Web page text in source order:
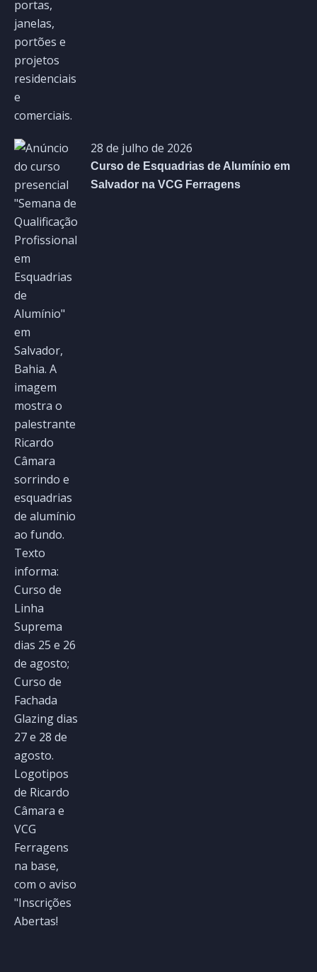
28 de julho de 2026
Curso de Esquadrias de Alumínio em
Salvador na VCG Ferragens